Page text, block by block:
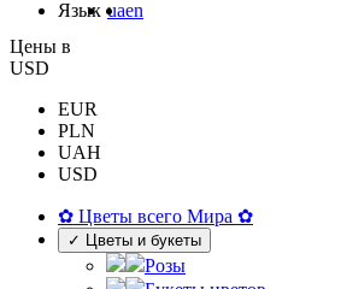
Язык uaen
Цены в
USD
EUR
PLN
UAH
USD
✿ Цветы всего Мира ✿
✓ Цветы и букеты
Розы